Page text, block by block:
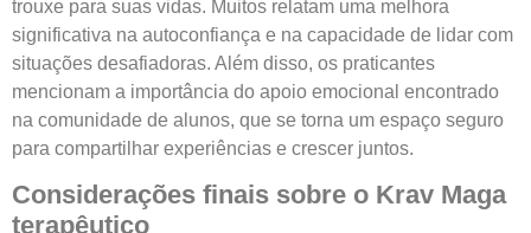
trouxe para suas vidas. Muitos relatam uma melhora
significativa na autoconfiança e na capacidade de lidar com
situações desafiadoras. Além disso, os praticantes
mencionam a importância do apoio emocional encontrado
na comunidade de alunos, que se torna um espaço seguro
para compartilhar experiências e crescer juntos.
Considerações finais sobre o Krav Maga
terapêutico